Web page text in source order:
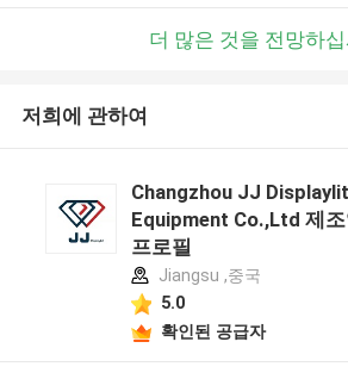
더 많은 것을 전망하
저희에 관하여
Changzhou JJ Displaylit
Equipment Co.,Ltd 제조
프로필
Jiangsu ,중국
5.0
확인된 공급자